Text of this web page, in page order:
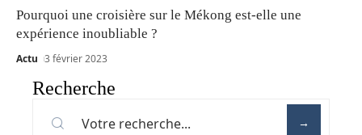
Pourquoi une croisière sur le Mékong est-elle une
expérience inoubliable ?
Actu 3 février 2023
Recherche